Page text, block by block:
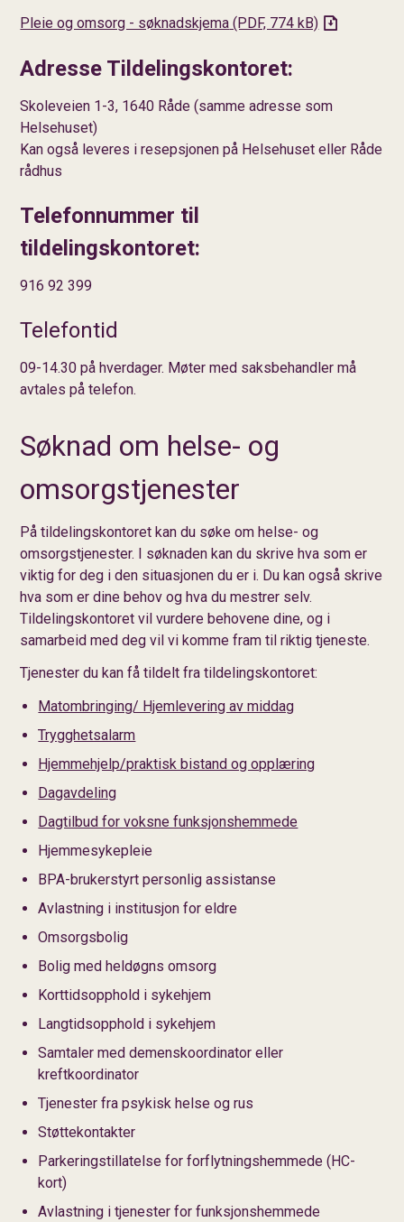
Pleie og omsorg - søknadskjema (PDF, 774 kB)
Adresse Tildelingskontoret:
Skoleveien 1-3, 1640 Råde (samme adresse som
Helsehuset)
Kan også leveres i resepsjonen på Helsehuset eller Råde
rådhus
Telefonnummer til
tildelingskontoret:
916 92 399
Telefontid
09-14.30 på hverdager. Møter med saksbehandler må
avtales på telefon.
Søknad om helse- og
omsorgstjenester
På tildelingskontoret kan du søke om helse- og
omsorgstjenester. I søknaden kan du skrive hva som er
viktig for deg i den situasjonen du er i. Du kan også skrive
hva som er dine behov og hva du mestrer selv.
Tildelingskontoret vil vurdere behovene dine, og i
samarbeid med deg vil vi komme fram til riktig tjeneste.
Tjenester du kan få tildelt fra tildelingskontoret:
Matombringing/ Hjemlevering av middag
Trygghetsalarm
Hjemmehjelp/praktisk bistand og opplæring
Dagavdeling
Dagtilbud for voksne funksjonshemmede
Hjemmesykepleie
BPA-brukerstyrt personlig assistanse
Avlastning i institusjon for eldre
Omsorgsbolig
Bolig med heldøgns omsorg
Korttidsopphold i sykehjem
Langtidsopphold i sykehjem
Samtaler med demenskoordinator eller
kreftkoordinator
Tjenester fra psykisk helse og rus
Støttekontakter
Parkeringstillatelse for forflytningshemmede (HC-
kort)
Avlastning i tjenester for funksjonshemmede